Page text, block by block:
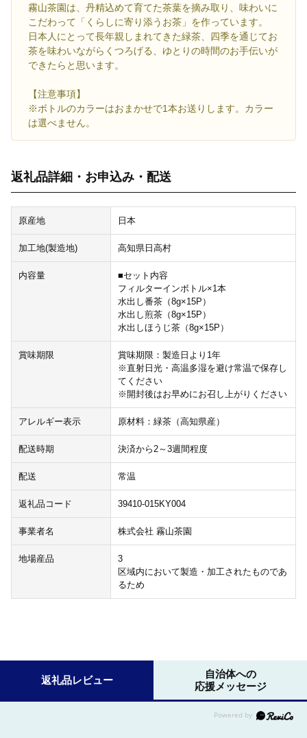
霧山茶園は、丹精込めて育てた茶葉を摘み取り、味わいに
こだわって「くらしに寄り添うお茶」を作っています。
日本人にとって長年親しまれてきた緑茶、四季を通じてお
茶を味わいながらくつろげる、ゆとりの時間のお手伝いが
できたらと思います。
【注意事項】
※ボトルのカラーはおまかせで1本お送りします。カラー
は選べません。
返礼品詳細・お申込み・配送
原産地 日本
加工地(製造地) 高知県日高村
内容量
■セット内容
フィルターインボトル×1本
水出し番茶（8g×15P）
水出し煎茶（8g×15P）
水出しほうじ茶（8g×15P）
賞味期限
賞味期限：製造日より1年
※直射日光・高温多湿を避け常温で保存し
てください
※開封後はお早めにお召し上がりください
アレルギー表示 原材料：緑茶（高知県産）
配送時期 決済から2～3週間程度
配送 常温
返礼品コード 39410-015KY004
事業者名 株式会社 霧山茶園
地場産品
3
区域内において製造・加工されたものであ
るため
返礼品レビュー
自治体への
応援メッセージ